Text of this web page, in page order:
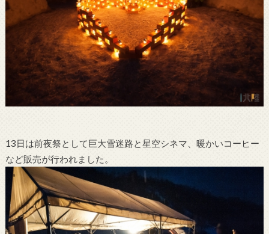
13日は前夜祭として巨大雪迷路と星空シネマ、暖かいコーヒー
など販売が行われました。